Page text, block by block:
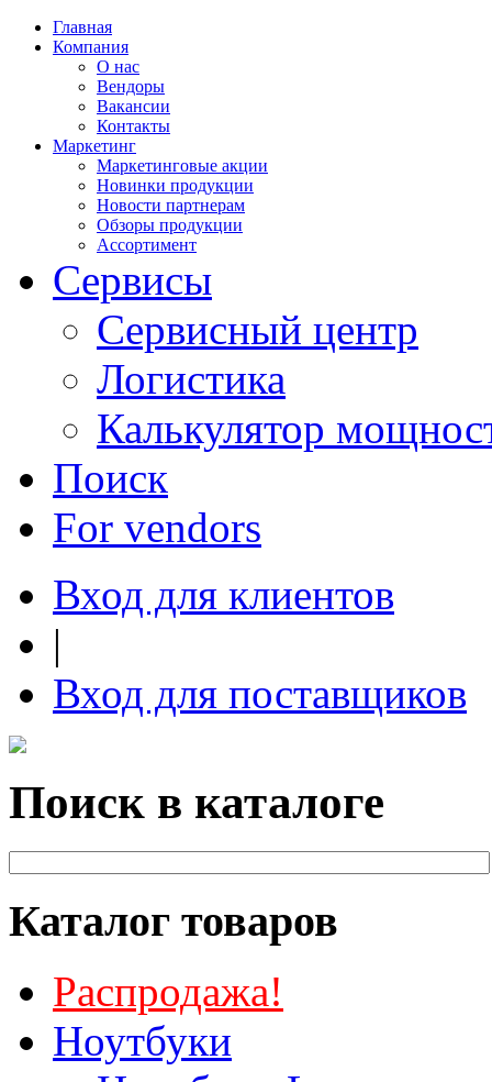
Главная
Компания
О нас
Вендоры
Вакансии
Контакты
Маркетинг
Маркетинговые акции
Новинки продукции
Новости партнерам
Обзоры продукции
Ассортимент
Сервисы
Сервисный центр
Логистика
Калькулятор
Поиск
For vendors
Вход для клиентов
|
Вход для поставщиков
Поиск в каталоге
Каталог товаров
Распродажа!
Ноутбуки